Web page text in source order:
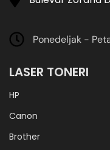
Ponedeljak -
LASER TONERI
HP
Canon
Brother